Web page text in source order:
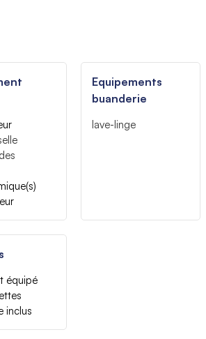
Equipements
buanderie
lave-linge
équipé
inclus